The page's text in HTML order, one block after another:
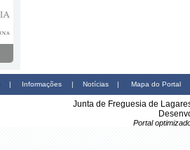
| Informações | Notícias | Mapa do Portal
Junta de Freguesia de
Portal